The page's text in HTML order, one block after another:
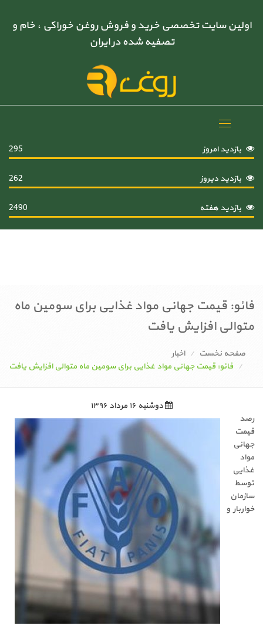
اولین سایت تخصصی خرید و فروش روغن خوراکی ، خام و
تصفیه شده در ایران
Toggle
بازدید امروز
295
بازدید دیروز 262
بازدید هفته 2490
فائو: قیمت جهانی مواد غذایی برای سومین ماه
متوالی افزایش یافت
صفحه نخست
اخبار
فائو: قیمت جهانی مواد غذایی برای سومین ماه متوالی افزایش یافت
دوشنبه ۱۶ مرداد ۱۳۹۶
رصد
قیمت
جهانی
مواد
غذایی
توسط
سازمان
خواربار و